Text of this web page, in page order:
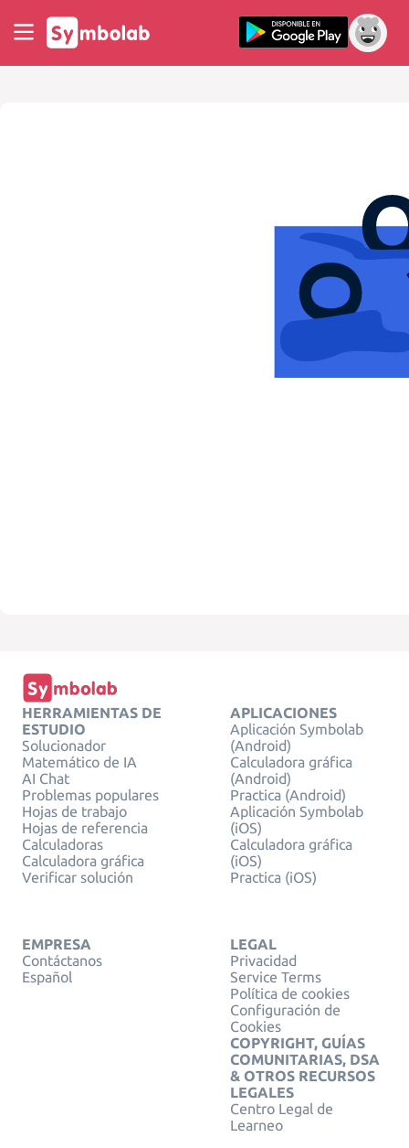
HERRAMIENTAS DE
ESTUDIO
Solucionador
Matemático de IA
AI Chat
Problemas populares
Hojas de trabajo
Hojas de referencia
Calculadoras
Calculadora gráfica
Verificar solución
APLICACIONES
Aplicación Symbolab
(Android)
Calculadora gráfica
(Android)
Practica (Android)
Aplicación Symbolab
(iOS)
Calculadora gráfica
(iOS)
Practica (iOS)
EMPRESA
Contáctanos
Español
LEGAL
Privacidad
Service Terms
Política de cookies
Configuración de
Cookies
COPYRIGHT, GUÍAS
COMUNITARIAS, DSA
& OTROS RECURSOS
LEGALES
Centro Legal de
Learneo